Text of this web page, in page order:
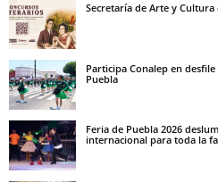
Secretaría de Arte y
Participa Conalep en
Puebla
Feria de Puebla 2026
internacional para toda la